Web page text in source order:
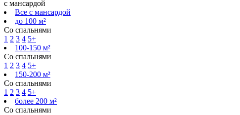
с мансардой
Все с мансардой
до 100 м²
Со спальнями
1 2 3 4 5+
100-150 м²
Со спальнями
1 2 3 4 5+
150-200 м²
Со спальнями
1 2 3 4 5+
более 200 м²
Со спальнями